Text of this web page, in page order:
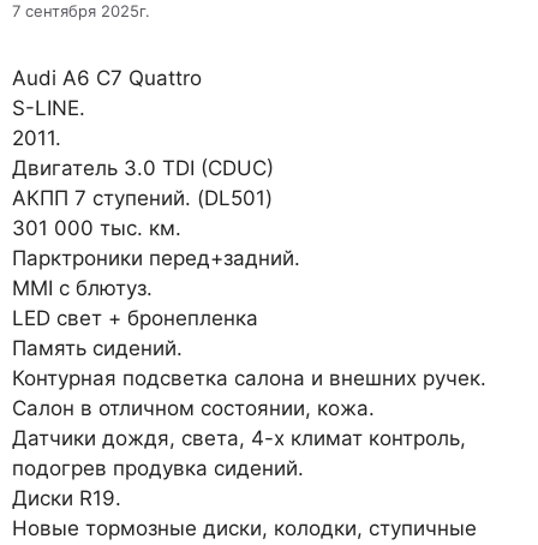
7 сентября 2025г.
Audi A6 C7 Quattro
S-LINE.
2011.
Двигатель 3.0 TDI (CDUC)
АКПП 7 ступений. (DL501)
301 000 тыс. км.
Парктроники перед+задний.
МMI с блютуз.
LED свет + бронепленка
Память сидений.
Контурная подсветка салона и внешних ручек.
Салон в отличном состоянии, кожа.
Датчики дождя, света, 4-х климат контроль,
подогрев продувка сидений.
Диски R19.
Новые тормозные диски, колодки, ступичные